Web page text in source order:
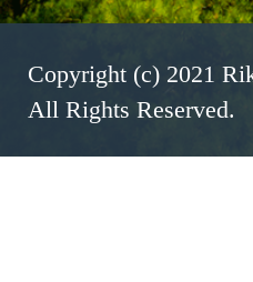
Copyright (c) 2021
All Rights Reserved.